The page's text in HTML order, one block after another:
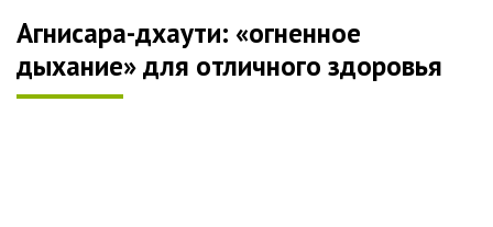
Агнисара-дхаути: «огненное
дыхание» для отличного здоровья